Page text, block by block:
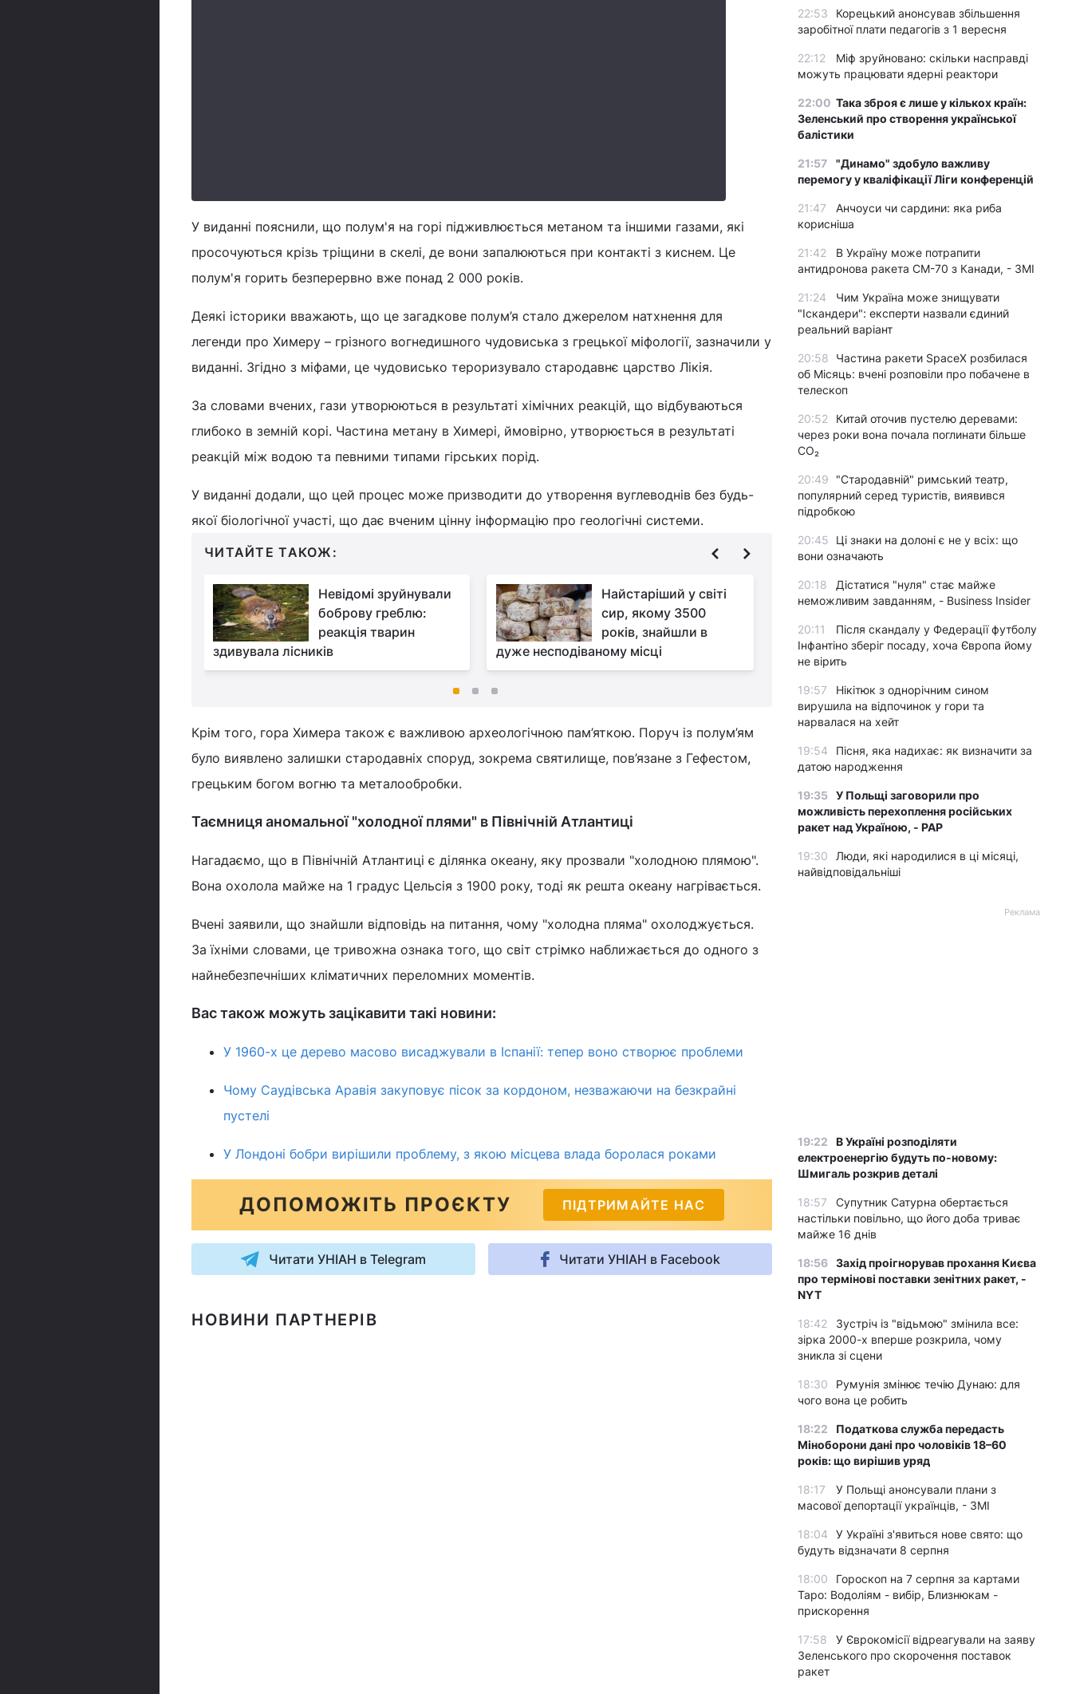
У виданні пояснили, що полум'я на горі підживлюється метаном та іншими газами, які
просочуються крізь тріщини в скелі, де вони запалюються при контакті з киснем. Це
полум'я горить безперервно вже понад 2 000 років.
Деякі історики вважають, що це загадкове полум’я стало джерелом натхнення для
легенди про Химеру – грізного вогнедишного чудовиська з грецької міфології, зазначили у
виданні. Згідно з міфами, це чудовисько тероризувало стародавнє царство Лікія.
За словами вчених, гази утворюються в результаті хімічних реакцій, що відбуваються
глибоко в земній корі. Частина метану в Химері, ймовірно, утворюється в результаті
реакцій між водою та певними типами гірських порід.
У виданні додали, що цей процес може призводити до утворення вуглеводнів без будь-
якої біологічної участі, що дає вченим цінну інформацію про геологічні системи.
ЧИТАЙТЕ ТАКОЖ:
Невідомі зруйнували
боброву греблю:
реакція тварин
здивувала лісників
Найстаріший у світі
сир, якому 3500
років, знайшли в
дуже несподіваному місці
Студент випадково
місто майя на 16-й
сторінці пошуку Google
Крім того, гора Химера також є важливою археологічною пам’яткою. Поруч із полум’ям
було виявлено залишки стародавніх споруд, зокрема святилище, пов’язане з Гефестом,
грецьким богом вогню та металообробки.
Таємниця аномальної "холодної плями" в Північній Атлантиці
Нагадаємо, що в Північній Атлантиці є ділянка океану, яку прозвали "холодною плямою".
Вона охолола майже на 1 градус Цельсія з 1900 року, тоді як решта океану нагрівається.
Вчені заявили, що знайшли відповідь на питання, чому "холодна пляма" охолоджується.
За їхніми словами, це тривожна ознака того, що світ стрімко наближається до одного з
найнебезпечніших кліматичних переломних моментів.
Вас також можуть зацікавити такі новини:
У 1960-х це дерево масово висаджували в Іспанії: тепер воно створює проблеми
Чому Саудівська Аравія закуповує пісок за кордоном, незважаючи на безкрайні
пустелі
У Лондоні бобри вирішили проблему, з якою місцева влада боролася роками
ДОПОМОЖІТЬ ПРОЄКТУ ПІДТРИМАЙТЕ НАС
Читати УНІАН в Telegram Читати УНІАН в Facebook
НОВИНИ ПАРТНЕРІВ
22:53
Корецький анонсував збільшення
заробітної плати педагогів з 1 вересня
22:12
Міф зруйновано: скільки насправді
можуть працювати ядерні реактори
22:00 Така зброя є лише у кількох країн:
Зеленський про створення української
балістики
21:57
"Динамо" здобуло важливу
перемогу у кваліфікації Ліги конференцій
21:47
Анчоуси чи сардини: яка риба
корисніша
21:42
В Україну може потрапити
антидронова ракета CM-70 з Канади, - ЗМІ
21:24
Чим Україна може знищувати
"Іскандери": експерти назвали єдиний
реальний варіант
20:58
Частина ракети SpaceX розбилася
об Місяць: вчені розповіли про побачене в
телескоп
20:52
Китай оточив пустелю деревами:
через роки вона почала поглинати більше
CO₂
20:49
"Стародавній" римський театр,
популярний серед туристів, виявився
підробкою
20:45
Ці знаки на долоні є не у всіх: що
вони означають
20:18
Дістатися "нуля" стає майже
неможливим завданням, - Business Insider
20:11
Після скандалу у Федерації футболу
Інфантіно зберіг посаду, хоча Європа йому
не вірить
19:57
Нікітюк з однорічним сином
вирушила на відпочинок у гори та
нарвалася на хейт
19:54
Пісня, яка надихає: як визначити за
датою народження
19:35 У Польщі заговорили про
можливість перехоплення російських
ракет над Україною, - PAP
19:30
Люди, які народилися в ці місяці,
найвідповідальніші
Реклама
19:22
В Україні розподіляти
електроенергію будуть по-новому:
Шмигаль розкрив деталі
18:57
Супутник Сатурна обертається
настільки повільно, що його доба триває
майже 16 днів
18:56 Захід проігнорував прохання Києва
про термінові поставки зенітних ракет, -
NYT
18:42
Зустріч із "відьмою" змінила все:
зірка 2000-х вперше розкрила, чому
зникла зі сцени
18:30
Румунія змінює течію Дунаю: для
чого вона це робить
18:22
Податкова служба передасть
Міноборони дані про чоловіків 18–60
років: що вирішив уряд
18:17
У Польщі анонсували плани з
масової депортації українців, - ЗМІ
18:04
У Україні з'явиться нове свято: що
будуть відзначати 8 серпня
18:00
Гороскоп на 7 серпня за картами
Таро: Водоліям - вибір, Близнюкам -
прискорення
17:58
У Єврокомісії відреагували на заяву
Зеленського про скорочення поставок
ракет